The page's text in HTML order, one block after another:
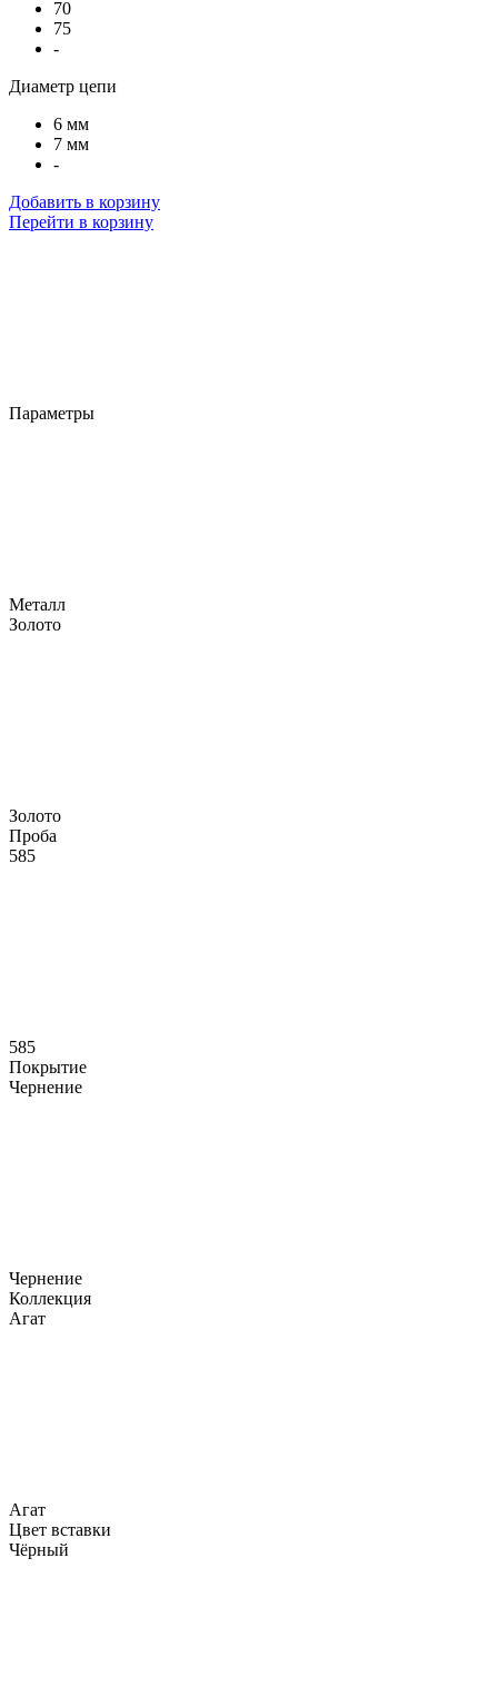
70
75
-
Диаметр цепи
6 мм
7 мм
-
Добавить в корзину
Перейти в корзину
Параметры
Металл
Золото
Золото
Проба
585
585
Покрытие
Чернение
Чернение
Коллекция
Агат
Агат
Цвет вставки
Чёрный